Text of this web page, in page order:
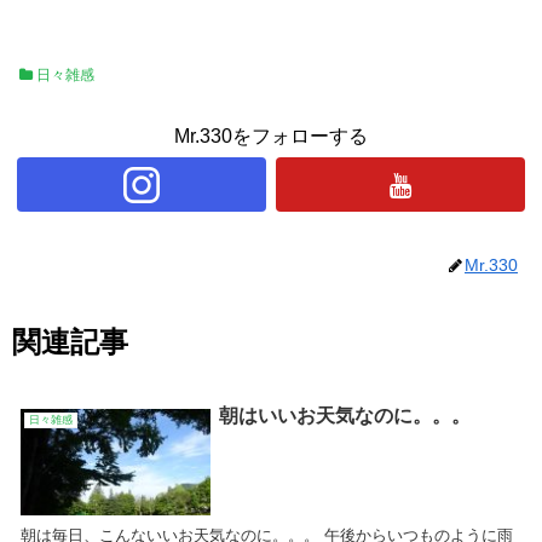
日々雑感
Mr.330をフォローする
Mr.330
関連記事
日々雑感 朝はいいお天気なのに。。。
朝は毎日、こんないいお天気なのに。。。 午後からいつものように雨